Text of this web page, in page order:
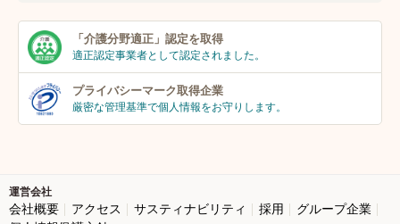
「介護分野適正」 認定を取得
適正認定事業者として認定されました。
プライバシーマーク取得企業
厳密な管理基準で個人情報をお守りします。
運営会社
会社概要 アクセス サスティナビリティ 採用
グループ企業